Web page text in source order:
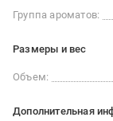
Группа ароматов:
Размеры и вес
Объем:
Дополнительная